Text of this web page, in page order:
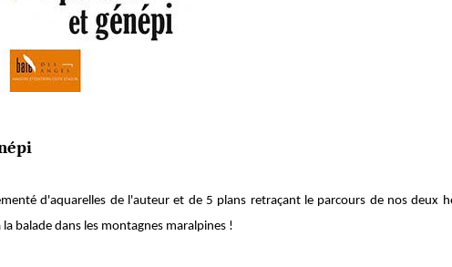
d'aquarelles de l'auteur et de 5 plans retraçant le parcours de nos deux
balade dans les montagnes maralpines !